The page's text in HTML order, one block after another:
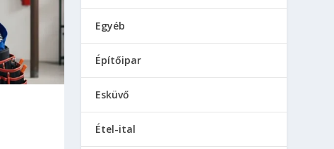
Egyéb
Építőipar
Esküvő
Étel-ital